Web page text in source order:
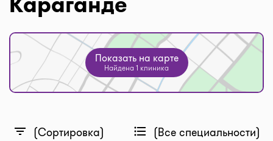
Показать на карте
Найдена 1 клиника
filter_list (Сортировка) format_list_bulleted (Все специальности)